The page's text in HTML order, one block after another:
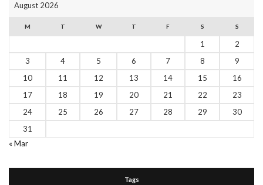
August 2026
M T W T F S S
1
2
3
4 5 6 7 8
9
10
11 12 13 14 15
16
17
18 19 20 21 22
23
24
25 26 27 28 29
30
31
« Mar
Tags